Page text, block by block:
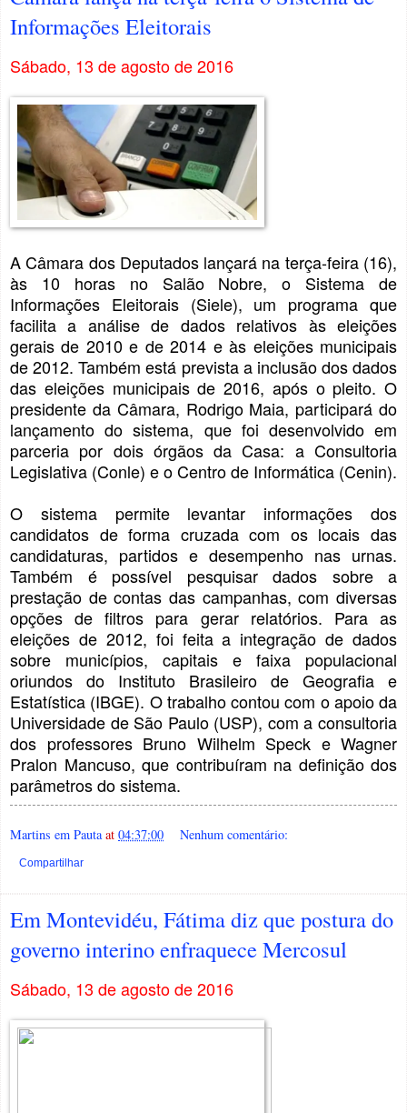
Informações Eleitorais
Sábado, 13 de agosto de 2016
A Câmara dos Deputados lançará na terça-feira (16),
às 10 horas no Salão Nobre, o Sistema de
Informações Eleitorais (Siele), um programa que
facilita a análise de dados relativos às eleições
gerais de 2010 e de 2014 e às eleições municipais
de 2012. Também está prevista a inclusão dos dados
das eleições municipais de 2016, após o pleito. O
presidente da Câmara, Rodrigo Maia, participará do
lançamento do sistema, que foi desenvolvido em
parceria por dois órgãos da Casa: a Consultoria
Legislativa (Conle) e o Centro de Informática (Cenin).
O sistema permite levantar informações dos
candidatos de forma cruzada com os locais das
candidaturas, partidos e desempenho nas urnas.
Também é possível pesquisar dados sobre a
prestação de contas das campanhas, com diversas
opções de filtros para gerar relatórios. Para as
eleições de 2012, foi feita a integração de dados
sobre municípios, capitais e faixa populacional
oriundos do Instituto Brasileiro de Geografia e
Estatística (IBGE). O trabalho contou com o apoio da
Universidade de São Paulo (USP), com a consultoria
dos professores Bruno Wilhelm Speck e Wagner
Pralon Mancuso, que contribuíram na definição dos
parâmetros do sistema.
Martins em Pauta at 04:37:00 Nenhum comentário:
Compartilhar
Em Montevidéu, Fátima diz que postura do
governo interino enfraquece Mercosul
Sábado, 13 de agosto de 2016